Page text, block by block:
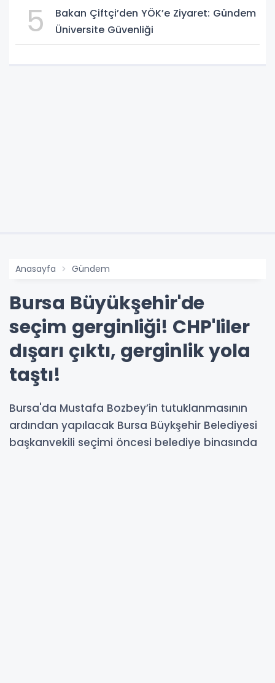
5
Bakan Çiftçi’den YÖK’e Ziyaret: Gündem
Üniversite Güvenliği
Anasayfa Gündem
Bursa Büyükşehir'de
seçim gerginliği! CHP'liler
dışarı çıktı, gerginlik yola
taştı!
Bursa'da Mustafa Bozbey’in tutuklanmasının
ardından yapılacak Bursa Büykşehir Belediyesi
başkanvekili seçimi öncesi belediye binasında